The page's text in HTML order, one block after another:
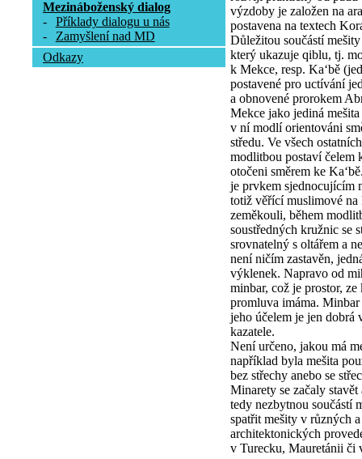
Mezináboženský dialog
-
Příklady dialogu u nás
-
Zamyšlení nad MD
Odkazy
výzdoby je založen na
postavena na textech
Důležitou součástí
který ukazuje qiblu, tj.
k Mekce, resp. Ka‘bě
postavené pro uctívání
a obnovené prorokem
Mekce jako jediná
v ní modlí orientováni
středu. Ve všech
modlitbou postaví čelem
otočeni směrem ke
je prvkem sjednocujícím
totiž věřící muslimové na
zeměkouli, během
soustředných kružnic se
srovnatelný s oltářem a
není ničím zastavěn,
výklenek. Napravo od
minbar, což je prostor,
promluva imáma.
jeho účelem je jen dobrá
kazatele.
Není určeno, jakou má
například byla mešita
bez střechy anebo se
Minarety se začaly
tedy nezbytnou součástí
spatřit mešity v různých
architektonických
v Turecku, Mauretánii či